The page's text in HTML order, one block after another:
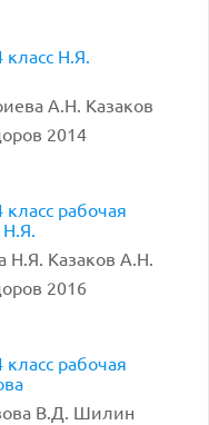
Н.Я.
А.Н. Казаков
2014
рабочая
Н.Я.
Н.Я. Казаков А.Н.
2016
рабочая
В.Д. Шилин